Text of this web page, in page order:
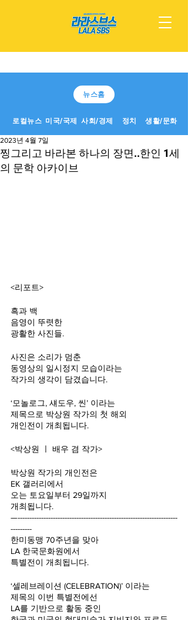
뉴스홈
로컬뉴스 미국/국제 사회/경제 정치 생활/문화
찡그리고 바라본 하나의 장면..한인 1세
의 문학 아카이브
2023년 4월 7일
<리포트>
흑과 백
음영이 뚜렷한
광활한 사진들.
사진은 소리가 멈춘
동영상의 일시정지 모습이라는
작가의 생각이 담겼습니다.
‘모놀로그, 섀도우, 씬’ 이라는
제목으로 박상원 작가의 첫 해외
개인전이 개최됩니다.
<박상원 ㅣ 배우 겸 작가>
박상원 작가의 개인전은
EK 갤러리에서
오는 토요일부터 29일까지
개최됩니다.
—--------------------------------------------------------------------
---------
한미동맹 70주년을 맞아
LA 한국문화원에서
특별전이 개최됩니다.
‘셀레브레이션 (CELEBRATION)’ 이라는
제목의 이번 특별전에선
LA를 기반으로 활동 중인